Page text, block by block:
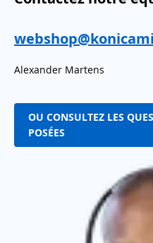
Alexander Martens
OU CONSULTEZ LES
POSÉES